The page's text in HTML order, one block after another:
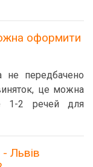
оформити
не передбачено
це можна
1-2 речей для
Львів